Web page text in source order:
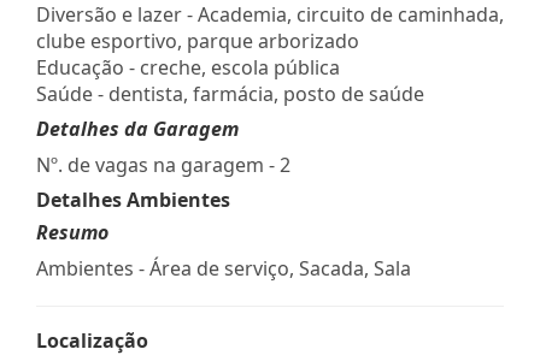
Diversão e lazer - Academia, circuito de caminhada,
clube esportivo, parque arborizado
Educação - creche, escola pública
Saúde - dentista, farmácia, posto de saúde
Detalhes da Garagem
Nº. de vagas na garagem - 2
Detalhes Ambientes
Resumo
Ambientes - Área de serviço, Sacada, Sala
Localização